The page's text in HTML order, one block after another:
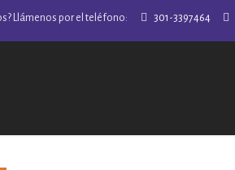
Llámenos por el teléfono: 301-3397464